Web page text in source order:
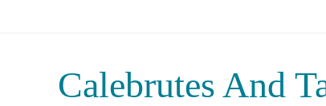
Calebrutes And